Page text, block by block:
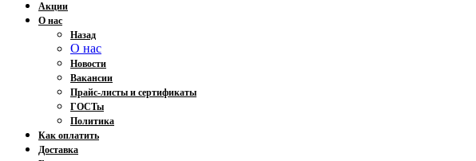
Акции
О нас
Назад
О нас
Новости
Вакансии
Прайс-листы и сертификаты
ГОСТы
Политика
Как оплатить
Доставка